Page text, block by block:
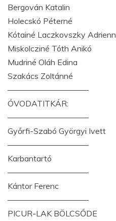
Bergován Katalin
Holecskó Péterné
Kótainé Laczkovszky Adrienn
Miskolcziné Tóth Anikó
Mudriné Oláh Edina
Szakács Zoltánné
——————————
ÓVODATITKÁR:
——————————
Győrfi-Szabó Györgyi Ivett
——————————
Karbantartó
——————————
Kántor Ferenc
——————————
PICUR-LAK BÖLCSŐDE